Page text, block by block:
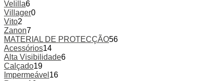
Velilla6
Villager0
Vito2
Zanon7
MATERIAL DE PROTECÇÃO56
Acessórios14
Alta Visibilidade6
Calçado19
Impermeável 16